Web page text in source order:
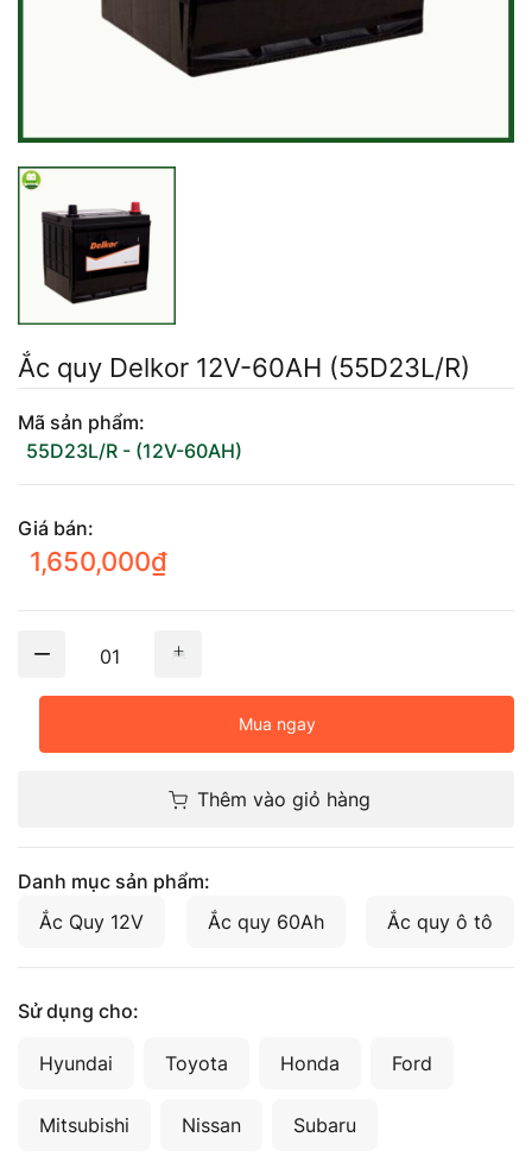
Mercedes-
Suzuki
Đồng Nai -
Rocket
Ắc quy Delkor 12V-60AH (55D23L/R)
Mã sản phẩm:
55D23L/R - (12V-60AH)
Giá bán:
1,650,000₫
01
Mua ngay
Thêm vào giỏ hàng
Danh mục sản phẩm:
Ắc Quy 12V
Ắc quy 60Ah Ắc quy ô tô
Sử dụng cho:
Hyundai Toyota Honda Ford
Mitsubishi Nissan Subaru